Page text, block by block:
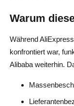
Warum
Während
konfrontiert war,
Alibaba weiterhin.